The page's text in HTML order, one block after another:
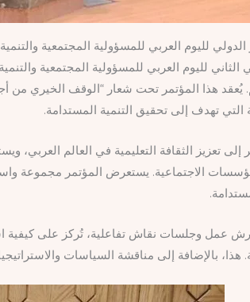
لليوم العربي للمسؤولية المجتمعية
الثاني لليوم العربي للمسؤولية المجتمعية
يُعقد هذا المؤتمر تحت شعار “الوقف الخيري من
التي تهدف إلى تحقيق التنمية المستدامة.
تعزيز الثقافة التعليمية في العالم العربي،
الاجتماعية. يستعرض المؤتمر مجموعة
عمل وجلسات نقاش تفاعلية، تُركز على كيفية
هذا، بالإضافة إلى مناقشة السياسات